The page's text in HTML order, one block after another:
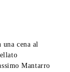
cena al
Mantarro